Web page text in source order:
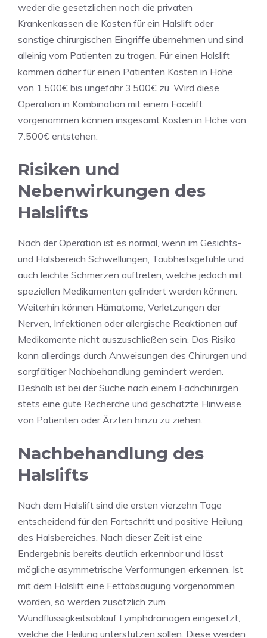
weder die gesetzlichen noch die privaten
Krankenkassen die Kosten für ein Halslift oder
sonstige chirurgischen Eingriffe übernehmen und sind
alleinig vom Patienten zu tragen. Für einen Halslift
kommen daher für einen Patienten Kosten in Höhe
von 1.500€ bis ungefähr 3.500€ zu. Wird diese
Operation in Kombination mit einem Facelift
vorgenommen können insgesamt Kosten in Höhe von
7.500€ entstehen.
Risiken und
Nebenwirkungen des
Halslifts
Nach der Operation ist es normal, wenn im Gesichts-
und Halsbereich Schwellungen, Taubheitsgefühle und
auch leichte Schmerzen auftreten, welche jedoch mit
speziellen Medikamenten gelindert werden können.
Weiterhin können Hämatome, Verletzungen der
Nerven, Infektionen oder allergische Reaktionen auf
Medikamente nicht auszuschließen sein. Das Risiko
kann allerdings durch Anweisungen des Chirurgen und
sorgfältiger Nachbehandlung gemindert werden.
Deshalb ist bei der Suche nach einem Fachchirurgen
stets eine gute Recherche und geschätzte Hinweise
von Patienten oder Ärzten hinzu zu ziehen.
Nachbehandlung des
Halslifts
Nach dem Halslift sind die ersten vierzehn Tage
entscheidend für den Fortschritt und positive Heilung
des Halsbereiches. Nach dieser Zeit ist eine
Endergebnis bereits deutlich erkennbar und lässt
mögliche asymmetrische Verformungen erkennen. Ist
mit dem Halslift eine Fettabsaugung vorgenommen
worden, so werden zusätzlich zum
Wundflüssigkeitsablauf Lymphdrainagen eingesetzt,
welche die Heilung unterstützen sollen. Diese werden